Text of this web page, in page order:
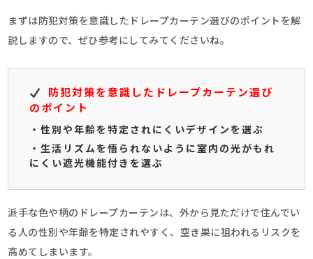
まずは防犯対策を意識したドレープカーテン選びのポイントを解
説しますので、ぜひ参考にしてみてくださいね。
防犯対策を意識したドレープカーテン選び
のポイント
・性別や年齢を特定されにくいデザインを選ぶ
・生活リズムを悟られないように室内の光がもれ
にくい遮光機能付きを選ぶ
派手な色や柄のドレープカーテンは、外から見ただけで住んでい
る人の性別や年齢を特定されやすく、空き巣に狙われるリスクを
高めてしまいます。